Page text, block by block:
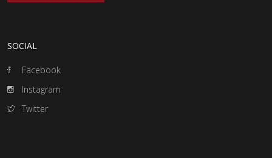
SOCIAL
Facebook
Instagram
Twitter